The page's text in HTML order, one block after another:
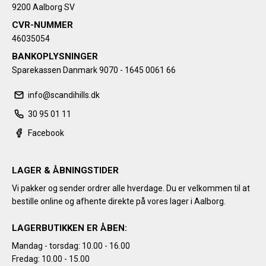
9200 Aalborg SV
CVR-NUMMER
46035054
BANKOPLYSNINGER
Sparekassen Danmark 9070 - 1645 0061 66
info@scandihills.dk
30 95 01 11
Facebook
LAGER & ÅBNINGSTIDER
Vi pakker og sender ordrer alle hverdage. Du er velkommen til at
bestille online og afhente direkte på vores lager i Aalborg.
LAGERBUTIKKEN ER ÅBEN:
Mandag - torsdag: 10.00 - 16.00
Fredag: 10.00 - 15.00